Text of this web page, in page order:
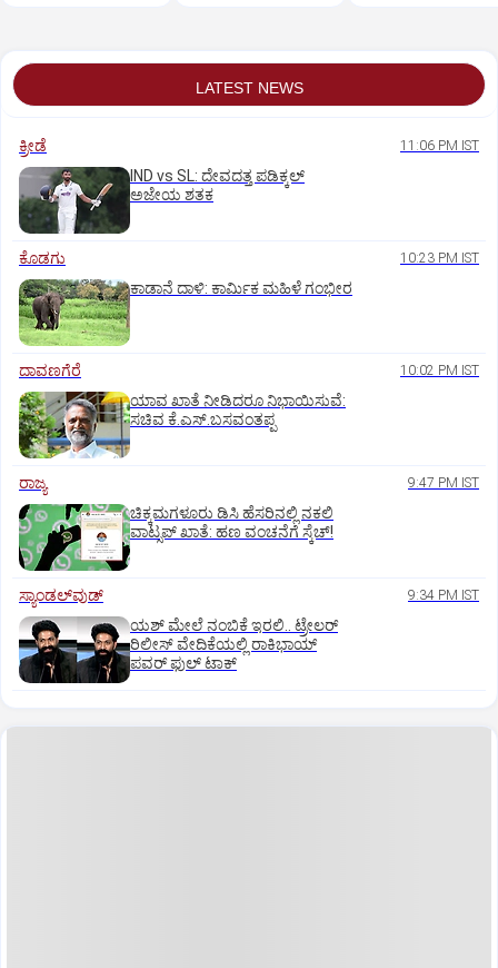
LATEST NEWS
ಕ್ರೀಡೆ 11:06 PM IST
IND vs SL: ದೇವದತ್ತ ಪಡಿಕ್ಕಲ್‌
ಅಜೇಯ ಶತಕ
ಕೊಡಗು 10:23 PM IST
ಕಾಡಾನೆ ದಾಳಿ: ಕಾರ್ಮಿಕ ಮಹಿಳೆ ಗಂಭೀರ
ದಾವಣಗೆರೆ 10:02 PM IST
ಯಾವ ಖಾತೆ ನೀಡಿದರೂ ನಿಭಾಯಿಸುವೆ:
ಸಚಿವ ಕೆ.ಎಸ್.ಬಸವಂತಪ್ಪ
ರಾಜ್ಯ 9:47 PM IST
ಚಿಕ್ಕಮಗಳೂರು ಡಿಸಿ ಹೆಸರಿನಲ್ಲಿ ನಕಲಿ
ವಾಟ್ಸಪ್ ಖಾತೆ: ಹಣ ವಂಚನೆಗೆ ಸ್ಕೆಚ್!
ಸ್ಯಾಂಡಲ್‌ವುಡ್‌ 9:34 PM IST
ಯಶ್‌ ಮೇಲೆ ನಂಬಿಕೆ ಇರಲಿ.. ಟ್ರೇಲರ್‌
ರಿಲೀಸ್‌ ವೇದಿಕೆಯಲ್ಲಿ ರಾಕಿಭಾಯ್‌
ಪವರ್‌ ಫುಲ್‌ ಟಾಕ್